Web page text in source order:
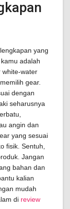
yang
adalah
white-water
gear.
dengan
seharusnya
angin dan
yang sesuai
fisik. Sentuh,
Jangan
bahan dan
kalian
mudah
di review